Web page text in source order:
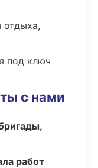
под ключ
с нами
работ